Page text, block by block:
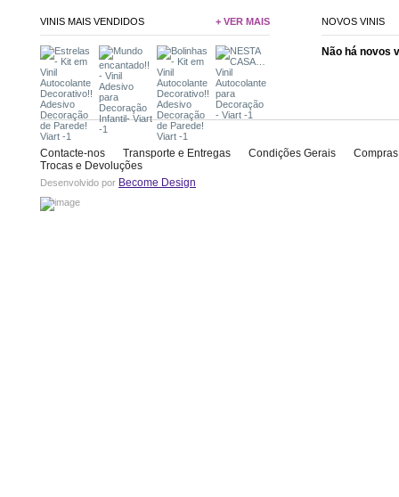
VINIS MAIS VENDIDOS + VER MAIS NOVOS VINIS
Não há novos
Contacte-nos Transporte e Entregas Condições Gerais
Trocas e Devoluções
Desenvolvido por Become Design